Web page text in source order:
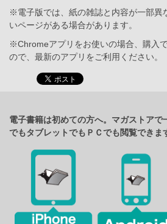
※電子版では、紙の雑誌と内容が一部異
いページがある場合があります。
※Chromeアプリをお使いの場合、購入
ので、最新のアプリをご利用ください。
電子書籍は初めての方へ。マガストアで
でもタブレットでもＰＣでも閲覧できま